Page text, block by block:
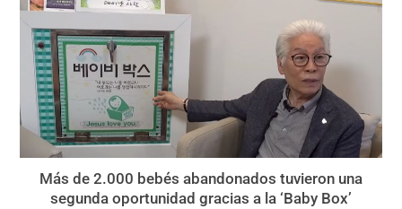
Más de 2.000 bebés abandonados tuvieron una
segunda oportunidad gracias a la ‘Baby Box’